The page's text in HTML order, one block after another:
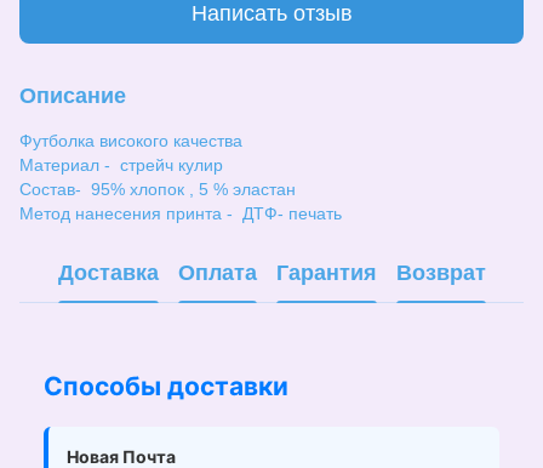
Написать отзыв
Описание
Футболка високого качества
Материал - стрейч кулир
Состав- 95% хлопок , 5 % эластан
Метод нанесения принта - ДТФ- печать
Доставка Оплата Гарантия Возврат
Способы доставки
Новая Почта